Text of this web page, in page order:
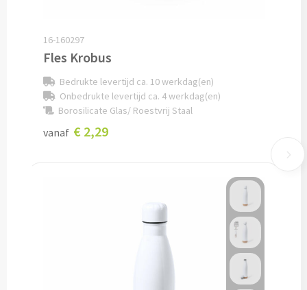
Markeerstiften bedrukken
Kinderschrijfwaren bedrukken
Stoepkrijt bedrukken
16-160297
Fles Krobus
Bedrukte levertijd ca. 10 werkdag(en)
Onbedrukte levertijd ca. 4 werkdag(en)
Borosilicate Glas/ Roestvrij Staal
vanaf € 2,29